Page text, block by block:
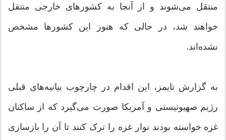
منتقل می‌شوند و از آنجا به کشورهای خارجی منتقل
خواهند شد، در حالی که هنوز این کشورها مشخص
نشده‌اند.
به گزارش تایمز، این اقدام در چارچوب بیانیه‌های قبلی
رژیم صهیونیستی و آمریکا صورت می‌گیرد که از ساکنان
غزه خواسته بودند نوار غزه را ترک کنند تا آن را بازسازی